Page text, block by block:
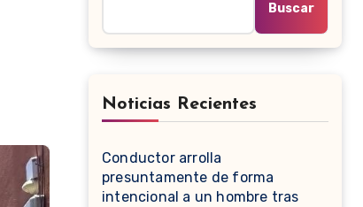
Buscar
Noticias Recientes
Conductor arrolla
presuntamente de forma
intencional a un hombre tras